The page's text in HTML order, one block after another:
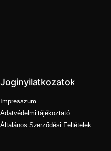
Joginyilatkozatok
Impresszum
Adatvédelmi tájékoztató
Általános Szerződési Feltételek